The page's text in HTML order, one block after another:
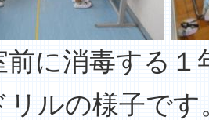
に消毒する１
リルの様子で